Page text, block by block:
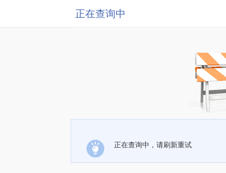
正在查询中
正在查询中，请刷新重试